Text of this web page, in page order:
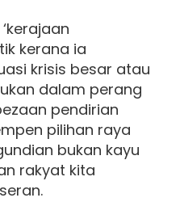
kerana ia
krisis besar atau
dalam perang
pendirian
pilihan raya
bukan kayu
rakyat kita